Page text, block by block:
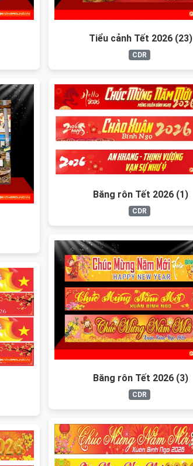
Tiểu cảnh Tết 2026 (23)
CDR
Băng rôn Tết 2026 (1)
CDR
Băng rôn Tết 2026 (3)
CDR